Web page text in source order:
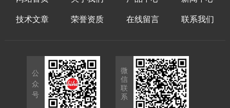
技术文章 荣誉资质 在线留言 联系我们
公
众
号
微
信
联
系